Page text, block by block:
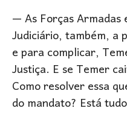
— As Forças Armadas
Judiciário, também,
e para complicar,
Justiça. E se Temer
Como resolver essa
do mandato? Está